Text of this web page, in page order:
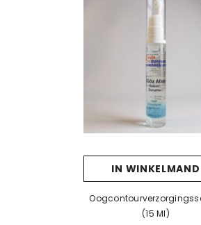
IN WINKELMAND
(15 Ml)